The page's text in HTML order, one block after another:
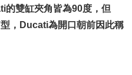
雙缸夾角皆為90度，但
，Ducati為開口朝前因此稱